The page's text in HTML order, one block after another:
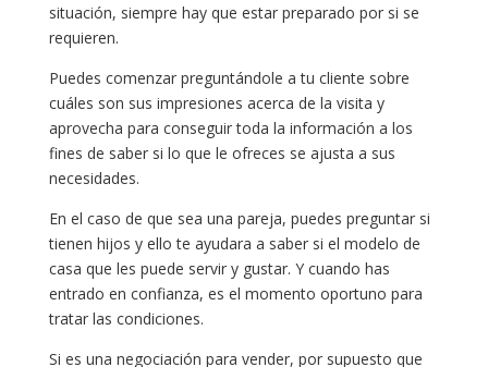
situación, siempre hay que estar preparado por si se
requieren.
Puedes comenzar preguntándole a tu cliente sobre
cuáles son sus impresiones acerca de la visita y
aprovecha para conseguir toda la información a los
fines de saber si lo que le ofreces se ajusta a sus
necesidades.
En el caso de que sea una pareja, puedes preguntar si
tienen hijos y ello te ayudara a saber si el modelo de
casa que les puede servir y gustar. Y cuando has
entrado en confianza, es el momento oportuno para
tratar las condiciones.
Si es una negociación para vender, por supuesto que